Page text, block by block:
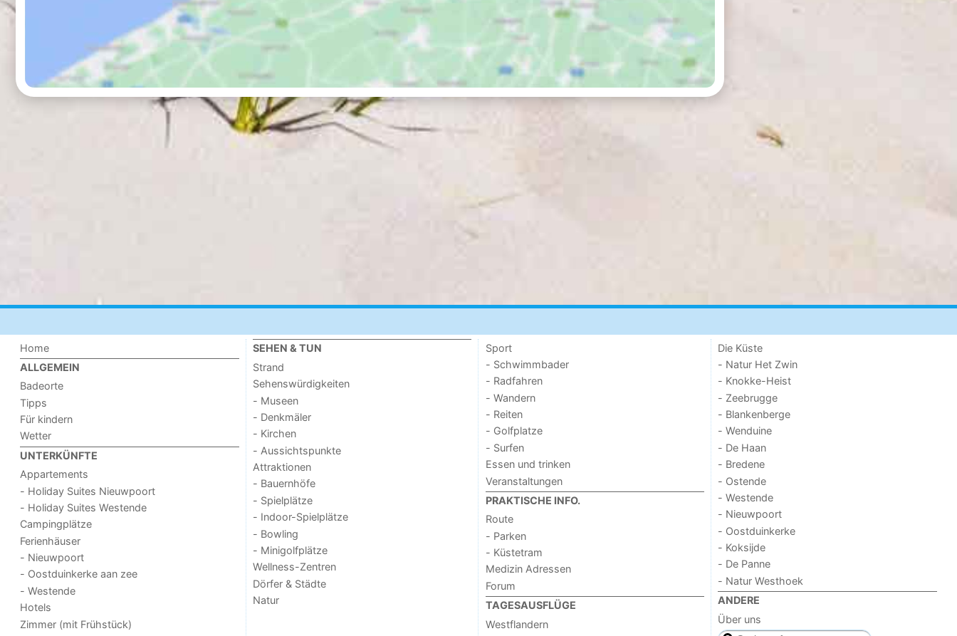
Home
ALLGEMEIN
Badeorte
Tipps
Für kindern
Wetter
UNTERKÜNFTE
Appartements
- Holiday Suites Nieuwpoort
- Holiday Suites Westende
Campingplätze
Ferienhäuser
- Nieuwpoort
- Oostduinkerke aan zee
- Westende
Hotels
Zimmer (mit Frühstück)
SEHEN & TUN
Strand
Sehenswürdigkeiten
- Museen
- Denkmäler
- Kirchen
- Aussichtspunkte
Attraktionen
- Bauernhöfe
- Spielplätze
- Indoor-Spielplätze
- Bowling
- Minigolfplätze
Wellness-Zentren
Dörfer & Städte
Natur
Sport
- Schwimmbader
- Radfahren
- Wandern
- Reiten
- Golfplatze
- Surfen
Essen und trinken
Veranstaltungen
PRAKTISCHE INFO.
Route
- Parken
- Küstetram
Medizin Adressen
Forum
TAGESAUSFLÜGE
Westflandern
Die Küste
- Natur Het Zwin
- Knokke-Heist
- Zeebrugge
- Blankenberge
- Wenduine
- De Haan
- Bredene
- Ostende
- Westende
- Nieuwpoort
- Oostduinkerke
- Koksijde
- De Panne
- Natur Westhoek
ANDERE
Über uns